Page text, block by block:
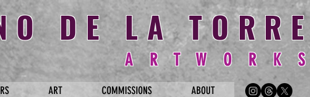
DE LA TORRE
A R T W O R K S
ART COMMISSIONS ABOUT